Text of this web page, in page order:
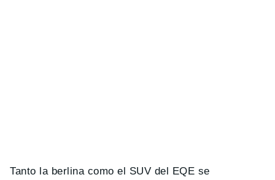
Tanto la berlina como el SUV del EQE se